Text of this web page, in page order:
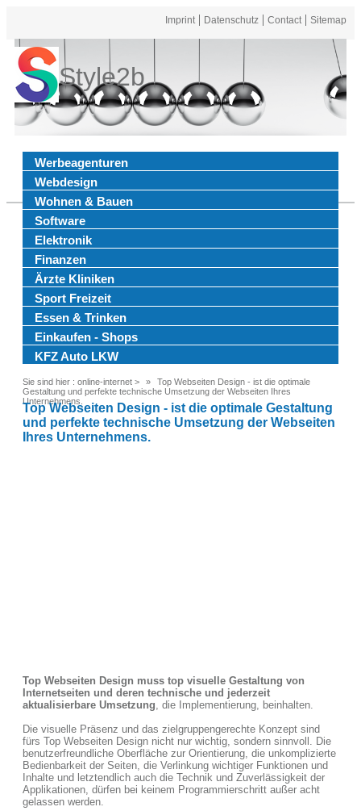
Imprint Datenschutz Contact Sitemap
Style2b
Werbeagenturen
Webdesign
Wohnen & Bauen
Software
Elektronik
Finanzen
Ärzte Kliniken
Sport Freizeit
Essen & Trinken
Einkaufen - Shops
KFZ Auto LKW
Sie sind hier : online-internet >
Top Webseiten Design - ist die optimale
Gestaltung und perfekte technische Umsetzung der Webseiten Ihres
Unternehmens.
Top Webseiten Design - ist die optimale Gestaltung
und perfekte technische Umsetzung der Webseiten
Ihres Unternehmens.
Top Webseiten Design muss top visuelle Gestaltung von
Internetseiten und deren technische und jederzeit
aktualisierbare Umsetzung, die Implementierung, beinhalten.
Die visuelle Präsenz und das zielgruppengerechte Konzept sind
fürs Top Webseiten Design nicht nur wichtig, sondern sinnvoll. Die
benutzerfreundliche Oberfläche zur Orientierung, die unkomplizierte
Bedienbarkeit der Seiten, die Verlinkung wichtiger Funktionen und
Inhalte und letztendlich auch die Technik und Zuverlässigkeit der
Applikationen, dürfen bei keinem Programmierschritt außer acht
gelassen werden.